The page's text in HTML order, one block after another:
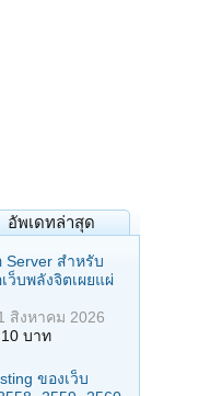
อัพเดทล่าสุด
สำหรับ
ว็บพลังจิตเผยแผ่
สิงหาคม 2026
บาท
ของเว็บ